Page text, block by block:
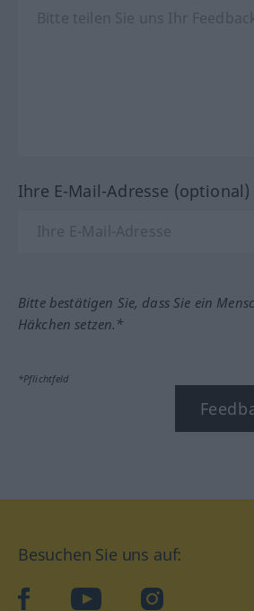
Ihre E-Mail-Adresse (optional)
Bitte bestätigen Sie, dass Sie ein
Häkchen setzen.*
*Pflichtfeld
Besuchen Sie uns auf:
facebookYouTube Instagram